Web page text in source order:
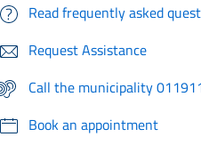
Read frequently asked
Request Assistance
Call the municipality
Book an appointment